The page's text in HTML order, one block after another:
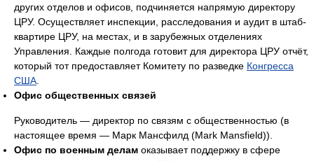
других отделов и офисов, подчиняется напрямую директору
ЦРУ. Осуществляет инспекции, расследования и аудит в штаб-
квартире ЦРУ, на местах, и в зарубежных отделениях
Управления. Каждые полгода готовит для директора ЦРУ отчёт,
который тот предоставляет Комитету по разведке Конгресса
США
Офис общественных связей
Руководитель — директор по связям с общественностью (в
настоящее время — Марк Мансфилд (Mark Mansfield)).
Офис по военным делам оказывает поддержку в сфере